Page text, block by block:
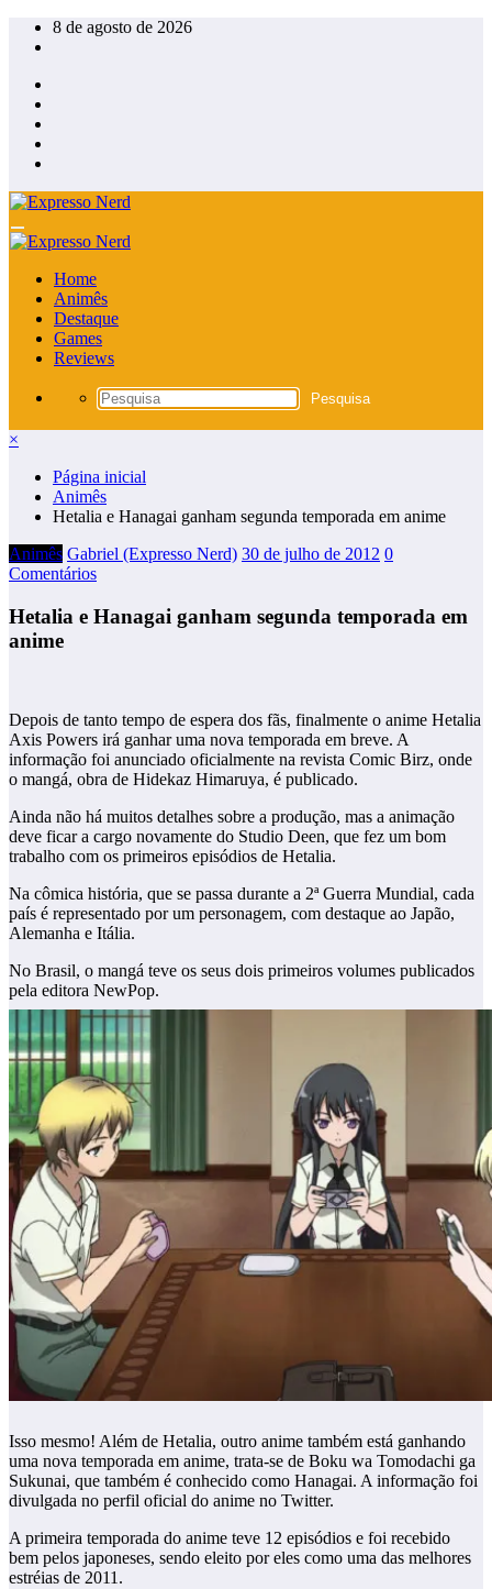
Pular
para
conteúdo
8 de agosto de 2026
Home
Animês
Destaque
Games
Reviews
×
Página inicial
Animês
Hetalia e Hanagai ganham segunda temporada em anime
Animês Gabriel (Expresso Nerd) 30 de julho de 2012 0
Comentários
Hetalia e Hanagai ganham segunda temporada em
anime
Depois de tanto tempo de espera dos fãs, finalmente o anime Hetalia
Axis Powers irá ganhar uma nova temporada em breve. A
informação foi anunciado oficialmente na revista Comic Birz, onde
o mangá, obra de Hidekaz Himaruya, é publicado.
Ainda não há muitos detalhes sobre a produção, mas a animação
deve ficar a cargo novamente do Studio Deen, que fez um bom
trabalho com os primeiros episódios de Hetalia.
Na cômica história, que se passa durante a 2ª Guerra Mundial, cada
país é representado por um personagem, com destaque ao Japão,
Alemanha e Itália.
No Brasil, o mangá teve os seus dois primeiros volumes publicados
pela editora NewPop.
Isso mesmo! Além de Hetalia, outro anime também está ganhando
uma nova temporada em anime, trata-se de Boku wa Tomodachi ga
Sukunai, que também é conhecido como Hanagai. A informação foi
divulgada no perfil oficial do anime no Twitter.
A primeira temporada do anime teve 12 episódios e foi recebido
bem pelos japoneses, sendo eleito por eles como uma das melhores
estréias de 2011.